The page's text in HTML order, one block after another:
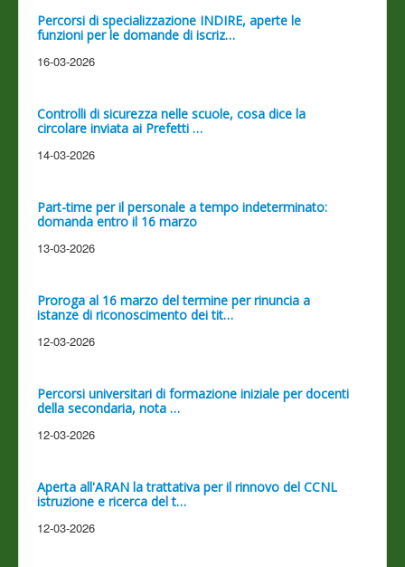
Percorsi di specializzazione INDIRE, aperte le
funzioni per le domande di iscriz…
16-03-2026
Controlli di sicurezza nelle scuole, cosa dice la
circolare inviata ai Prefetti …
14-03-2026
Part-time per il personale a tempo indeterminato:
domanda entro il 16 marzo
13-03-2026
Proroga al 16 marzo del termine per rinuncia a
istanze di riconoscimento dei tit…
12-03-2026
Percorsi universitari di formazione iniziale per docenti
della secondaria, nota …
12-03-2026
Aperta all'ARAN la trattativa per il rinnovo del CCNL
istruzione e ricerca del t…
12-03-2026